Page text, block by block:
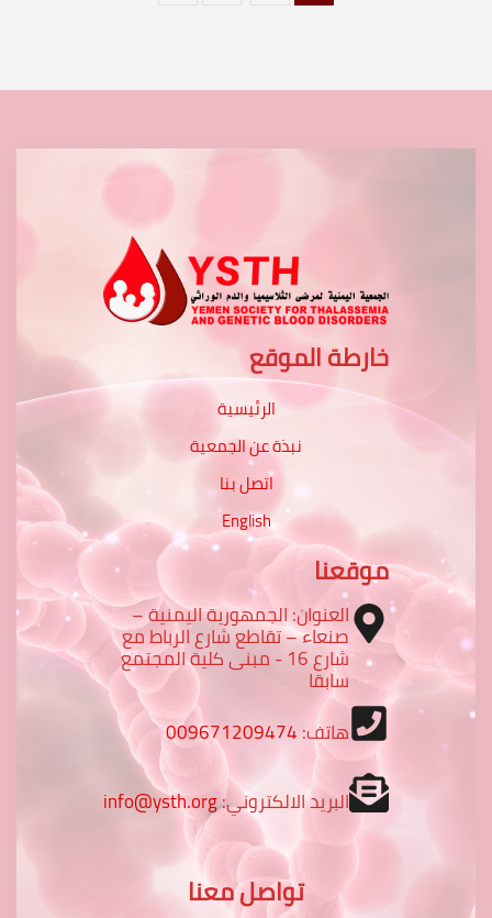
خارطة الموقع
الرئيسية
نبذة عن الجمعية
اتصل بنا
English
موقعنا
العنوان: الجمهورية اليمنية –
صنعاء – تقاطع شارع الرباط مع
شارع 16 - مبنى كلية المجتمع
سابقا
هاتف:009671209474
البريد الالكتروني:info@ysth.org
تواصل معنا